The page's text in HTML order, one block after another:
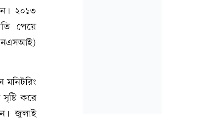
২০১৩
পেয়ে
মনিটরিং
করে
জুলাই